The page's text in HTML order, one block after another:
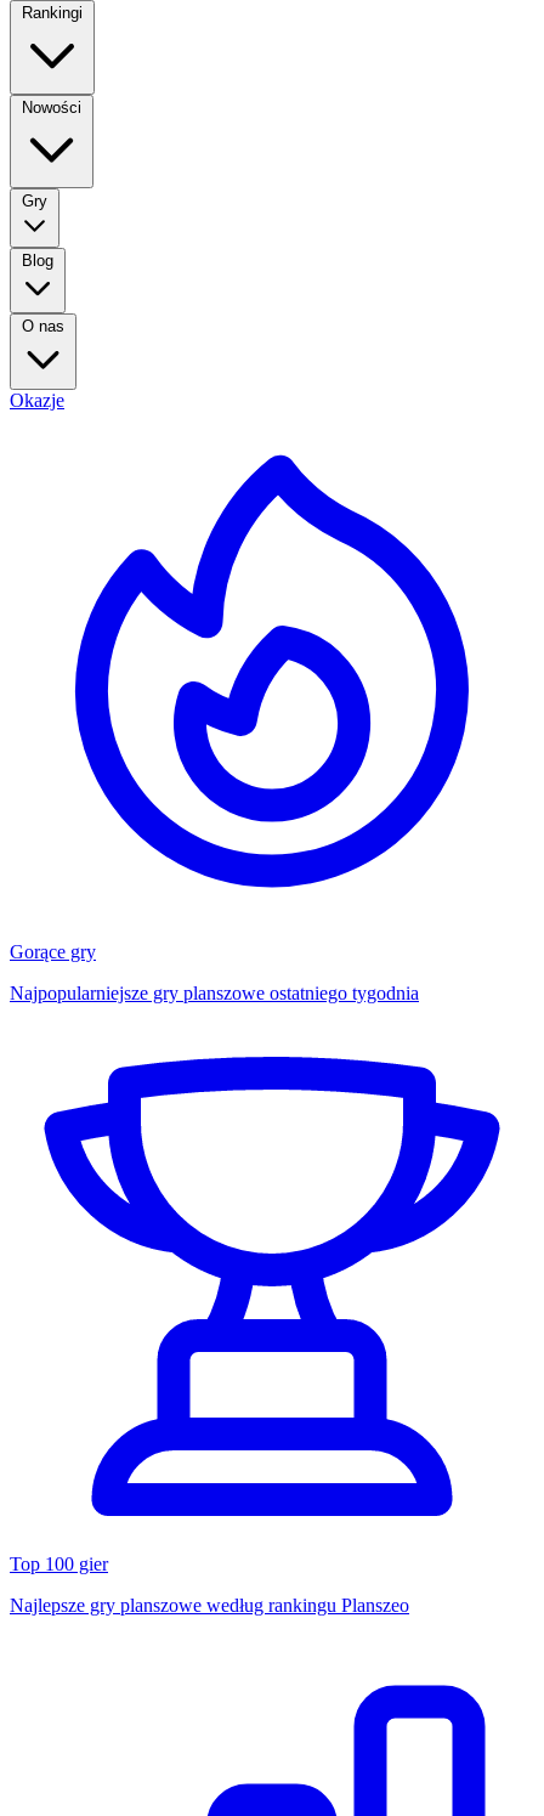
Rankingi
Nowości
Gry
Blog
O nas
Okazje
Gorące gry
Najpopularniejsze gry planszowe ostatniego tygodnia
Top 100 gier
Najlepsze gry planszowe według rankingu Planszeo